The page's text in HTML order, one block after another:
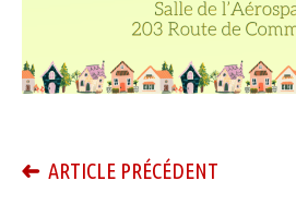
ARTICLE PRÉCÉDENT